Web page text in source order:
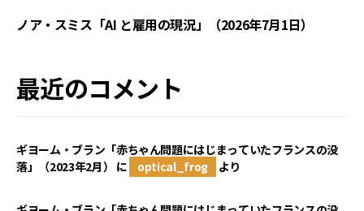
ノア・スミス「AI と雇用の現況」（2026年7月1日）
最近のコメント
ギヨーム・ブラン「赤ちゃん問題にはじまっていたフランスの没
落」（2023年2月） に optical_frog より